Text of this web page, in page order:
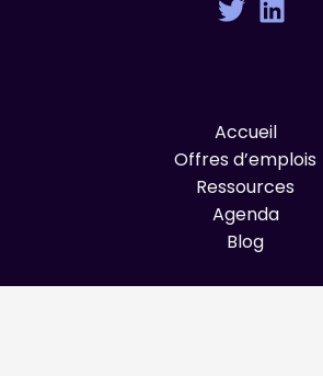
Accueil
Offres d’emplois
Ressources
Agenda
Blog